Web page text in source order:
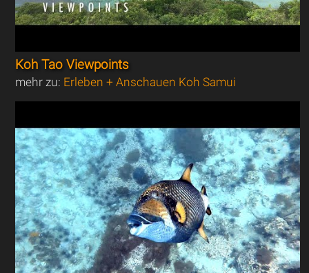
Koh Tao Viewpoints
mehr zu: Erleben + Anschauen Koh Samui